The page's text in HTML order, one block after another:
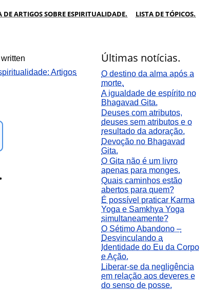
DE ARTIGOS SOBRE ESPIRITUALIDADE. LISTA DE TÓPICOS.
Artigos
Últimas notícias.
O destino da alma após a
morte.
A igualdade de espírito no
Bhagavad Gita.
Deuses com atributos,
deuses sem atributos e o
resultado da adoração.
Devoção no Bhagavad
Gita.
O Gita não é um livro
apenas para monges.
Quais caminhos estão
abertos para quem?
É possível praticar Karma
Yoga e Samkhya Yoga
simultaneamente?
O Sétimo Abandono –
Desvinculando a
Identidade do Eu da Corpo
e Ação.
Liberar-se da negligência
em relação aos deveres e
do senso de posse.